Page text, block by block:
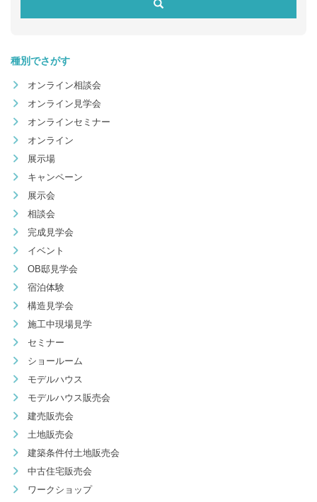
種別でさがす
オンライン相談会
オンライン見学会
オンラインセミナー
オンライン
展示場
キャンペーン
展示会
相談会
完成見学会
イベント
OB邸見学会
宿泊体験
構造見学会
施工中現場見学
セミナー
ショールーム
モデルハウス
モデルハウス販売会
建売販売会
土地販売会
建築条件付土地販売会
中古住宅販売会
ワークショップ